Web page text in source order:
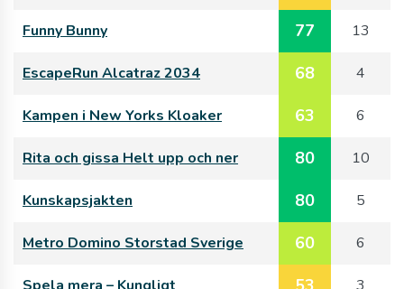
Funny Bunny 77 13
EscapeRun Alcatraz 2034 68 4
Kampen i New Yorks Kloaker 63 6
Rita och gissa Helt upp och ner 80 10
Kunskapsjakten 80 5
Metro Domino Storstad Sverige 60 6